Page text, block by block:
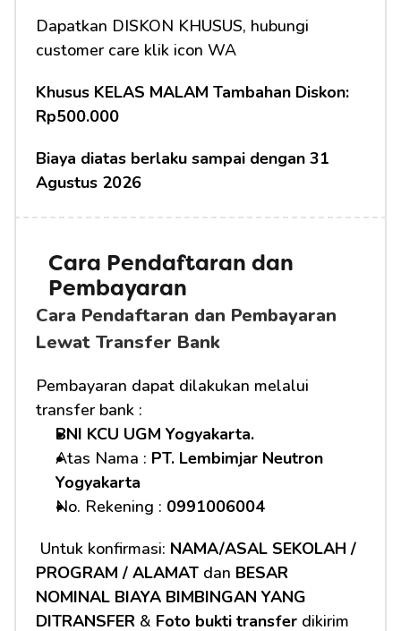
Dapatkan DISKON KHUSUS, hubungi
customer care klik icon WA
Khusus KELAS MALAM Tambahan Diskon:
Rp500.000
Biaya diatas berlaku sampai dengan 31
Agustus 2026
Cara Pendaftaran dan
Pembayaran
Cara Pendaftaran dan Pembayaran
Lewat Transfer Bank
Pembayaran dapat dilakukan melalui
transfer bank :
BNI KCU UGM Yogyakarta.
Atas Nama : PT. Lembimjar Neutron
Yogyakarta
No. Rekening : 0991006004
Untuk konfirmasi: NAMA/ASAL SEKOLAH /
PROGRAM / ALAMAT dan BESAR
NOMINAL BIAYA BIMBINGAN YANG
DITRANSFER & Foto bukti transfer dikirim